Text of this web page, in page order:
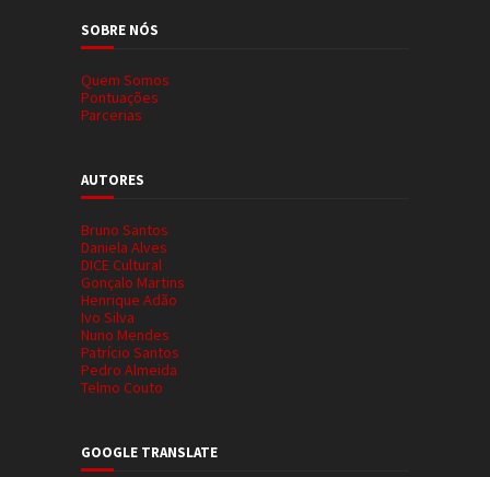
SOBRE NÓS
Quem Somos
Pontuações
Parcerias
AUTORES
Bruno Santos
Daniela Alves
DICE Cultural
Gonçalo Martins
Henrique Adão
Ivo Silva
Nuno Mendes
Patrício Santos
Pedro Almeida
Telmo Couto
GOOGLE TRANSLATE